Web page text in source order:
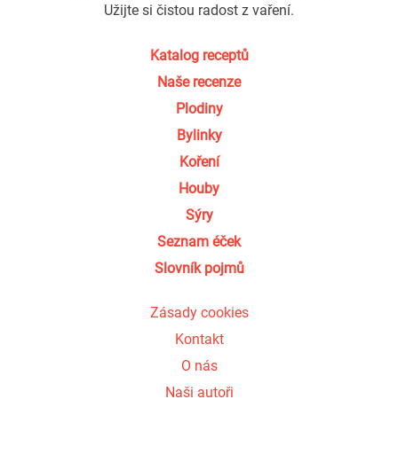
Užijte si čistou radost z vaření.
Katalog receptů
Naše recenze
Plodiny
Bylinky
Koření
Houby
Sýry
Seznam éček
Slovník pojmů
Zásady cookies
Kontakt
O nás
Naši autoři